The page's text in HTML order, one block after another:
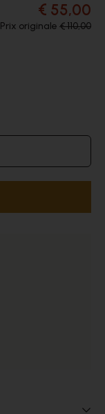
€ 55,00
Prix originale € 110,00